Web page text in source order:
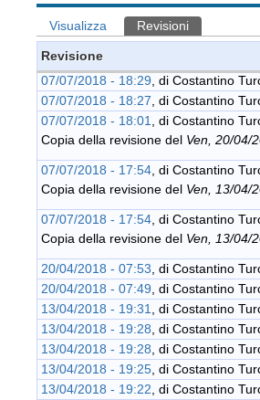
Schede primarie
Visualizza Revisioni
Revisione
07/07/2018 - 18:29 , di Costantino
07/07/2018 - 18:27 , di Costantino
07/07/2018 - 18:01
, di Costantino
Copia della revisione del Ven, 20/04/
07/07/2018 - 17:54 , di Costantino
Copia della revisione del Ven, 13/04/
07/07/2018 - 17:54 , di Costantino
Copia della revisione del Ven, 13/04/
20/04/2018 - 07:53 , di Costantino
20/04/2018 - 07:49 , di Costantino
13/04/2018 - 19:31
, di Costantino
13/04/2018 - 19:28 , di Costantino
13/04/2018 - 19:28 , di Costantino
13/04/2018 - 19:25 , di Costantino
13/04/2018 - 19:22 , di Costantino